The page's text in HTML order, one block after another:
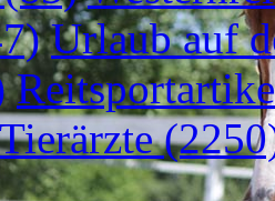
Urlaub auf